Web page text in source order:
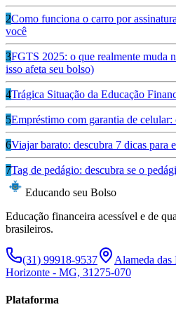
2Como funciona o carro por
você
3FGTS 2025: o que realmente muda
isso afeta seu bolso)
4Trágica Situação da Educação
5Empréstimo com garantia de celular:
6Viajar barato: descubra 7 dicas para
7Tag de pedágio: descubra se o
Educando seu Bolso
Educação financeira acessível e de
brasileiros.
(31) 99918-9537
Alameda
Horizonte - MG, 31275-070
Plataforma